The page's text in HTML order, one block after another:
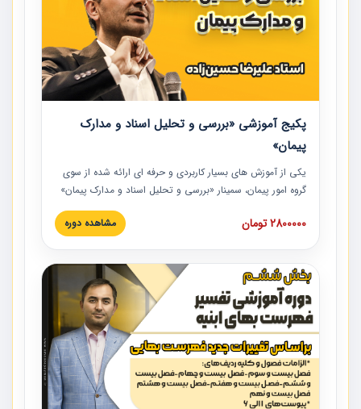
پکیج آموزشی «بررسی و تحلیل اسناد و مدارک
پیمان»
یکی از آموزش‏‏‏‏‏‏ های بسیار کاربردی و حرفه‏ ای ارائه شده از سوی
گروه امور پیمان، سمینار «بررسی و تحلیل اسناد و مدارک پیمان»
است که در دانشگاه صنعتی شریف ارائه شد. در این آموزش
نکات کلیدی مربوط به اسناد و مدارک پیمان، اولویت بندی اسناد
پیمان به همراه تجربیات عملی در این خصوص ارائه شده است.
2800000 تومان مشاهده دوره